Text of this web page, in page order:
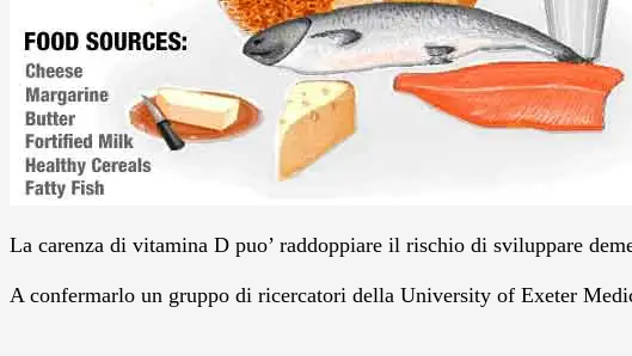
La carenza di vitamina D puo’ raddoppiare il rischio di sviluppare
A confermarlo un gruppo di ricercatori della University of Exeter